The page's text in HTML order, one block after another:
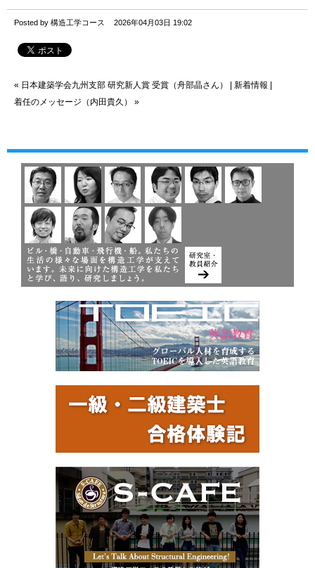
Posted by 構造工学コース 2026年04月03日 19:02
« 日本建築学会九州支部 研究新人賞 受賞（舟部晶さん） 新着情報
着任のメッセージ（内田貴久）
»